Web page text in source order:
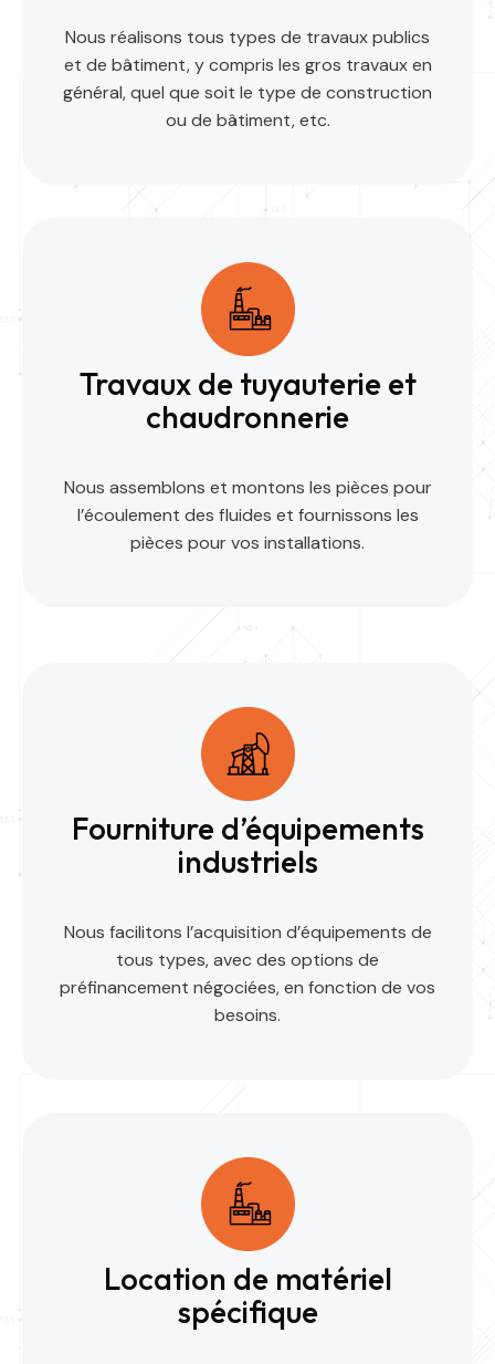
Nous réalisons tous types de travaux publics
et de bâtiment, y compris les gros travaux en
général, quel que soit le type de construction
ou de bâtiment, etc.
Travaux de tuyauterie et
chaudronnerie
Nous assemblons et montons les pièces pour
l’écoulement des fluides et fournissons les
pièces pour vos installations.
Fourniture d’équipements
industriels
Nous facilitons l’acquisition d’équipements de
tous types, avec des options de
préfinancement négociées, en fonction de vos
besoins.
Location de matériel
spécifique